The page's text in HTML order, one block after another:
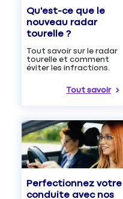
Qu'est-ce que le
nouveau radar
tourelle ?
Tout savoir sur le radar
tourelle et comment
éviter les infractions.
Tout savoir
Perfectionnez votre
conduite avec nos